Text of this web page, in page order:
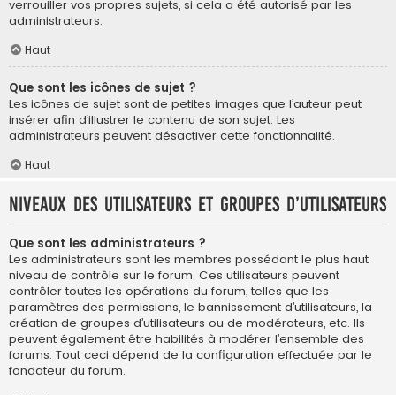
verrouiller vos propres sujets, si cela a été autorisé par les
administrateurs.
Haut
Que sont les icônes de sujet ?
Les icônes de sujet sont de petites images que l’auteur peut
insérer afin d’illustrer le contenu de son sujet. Les
administrateurs peuvent désactiver cette fonctionnalité.
Haut
Niveaux des utilisateurs et groupes d’utilisateurs
Que sont les administrateurs ?
Les administrateurs sont les membres possédant le plus haut
niveau de contrôle sur le forum. Ces utilisateurs peuvent
contrôler toutes les opérations du forum, telles que les
paramètres des permissions, le bannissement d’utilisateurs, la
création de groupes d’utilisateurs ou de modérateurs, etc. Ils
peuvent également être habilités à modérer l’ensemble des
forums. Tout ceci dépend de la configuration effectuée par le
fondateur du forum.